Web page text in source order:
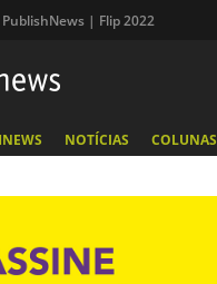
PublishNews | Flip 2022
NOTÍCIAS COLUNAS